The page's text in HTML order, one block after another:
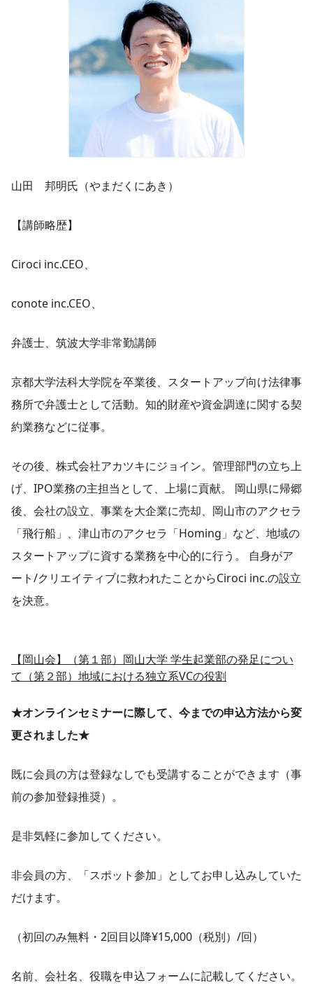
山田 邦明氏（やまだくにあき）
【講師略歴】
Ciroci inc.CEO、
conote inc.CEO、
弁護士、筑波大学非常勤講師
京都大学法科大学院を卒業後、スタートアップ向け法律事
務所で弁護士として活動。知的財産や資金調達に関する契
約業務などに従事。
その後、株式会社アカツキにジョイン。管理部門の立ち上
げ、IPO業務の主担当として、上場に貢献。 岡山県に帰郷
後、会社の設立、事業を大企業に売却、岡山市のアクセラ
「飛行船」、津山市のアクセラ「Homing」など、地域の
スタートアップに資する業務を中心的に行う。 自身がア
ート/クリエイティブに救われたことからCiroci inc.の設立
を決意。
【岡山会】（第１部）岡山大学 学生起業部の発足につい
て（第２部）地域における独立系VCの役割
★オンラインセミナーに際して、今までの申込方法から変
更されました★
既に会員の方は登録なしでも受講することができます（事
前の参加登録推奨）。
是非気軽に参加してください。
非会員の方、「スポット参加」としてお申し込みしていた
だけます。
（初回のみ無料・2回目以降¥15,000（税別）/回）
名前、会社名、役職を申込フォームに記載してください。